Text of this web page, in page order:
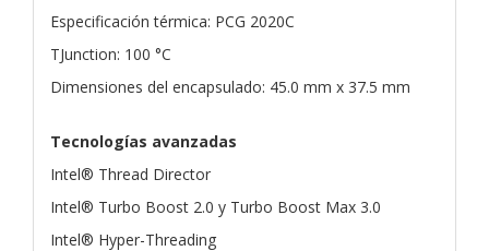
Especificación térmica: PCG 2020C
TJunction: 100 °C
Dimensiones del encapsulado: 45.0 mm x 37.5 mm
Tecnologías avanzadas
Intel® Thread Director
Intel® Turbo Boost 2.0 y Turbo Boost Max 3.0
Intel® Hyper-Threading